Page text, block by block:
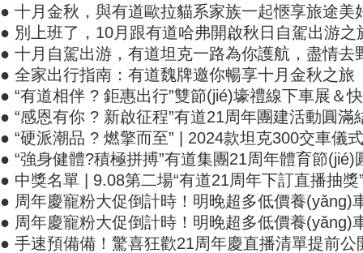
● 十月金秋，與有道歐拉貓系家族一起愜享旅途美
● 別上班了，10月跟有道哈弗開啟秋日自駕出游之
● 十月自駕出游，有道坦克一路為你護航，盡情去野
● 全家出行指南：有道魏牌邀你暢享十月金秋之旅
● “有道相伴 ? 鉅惠出行”雙節(jié)壕禮線下車展＆
● “感恩有你 ? 新啟征程”有道21周年團建活動圓滿結
● “硬派潮品 ? 燃擎而至” | 2024款坦克300交車儀
● “強身健體?積極拼搏”有道集團21周年體育節(jié)圓
● 中獎名單 | 9.08第二場“有道21周年下訂直播抽
● 周年慶寵粉大促倒計時！明晚超多低價養(yǎng)
● 周年慶寵粉大促倒計時！明晚超多低價養
● 手速預備備！驚喜狂歡21周年慶直播清單提前